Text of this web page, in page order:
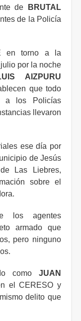
de
BRUTAL
de la Policía
en torno a la
por la noche
AIZPURU
que todo
a los Policías
llevaron
ese día por
de Jesús
Las Liebres,
sobre el
los agentes
armado que
pero ninguno
como JUAN
el CERESO y
delito que